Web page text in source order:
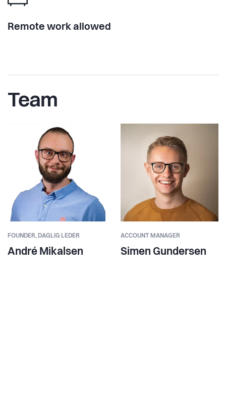
Remote work allowed
Team
FOUNDER, DAGLIG LEDER
André Mikalsen
ACCOUNT MANAGER
Simen Gundersen